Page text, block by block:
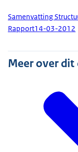
Samenvatting
Rapport14-03-2012
Meer over